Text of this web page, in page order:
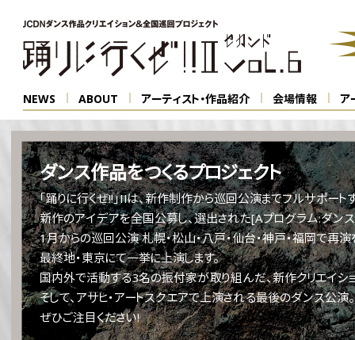
NEWS ABOUT アーティスト・作品紹介 会場情報 ア
ダンス作品をつくるプロジェクト
「踊りに行くぜ!!」IIは、新作制作から巡回公演までフルサポート
新作のアイデアを全国公募し、選出された[Aプログラム:ダン
1月からの巡回公演 札幌・松山・八戸・仙台・神戸・福岡で再演
最終地・東京にて一挙に上演します。
国内外で活動する3名の振付家が取り組んだ、新作クリエイシ
そして、アサヒ・アートスクエアで上演される最後のダンス公演。
ぜひご注目ください!